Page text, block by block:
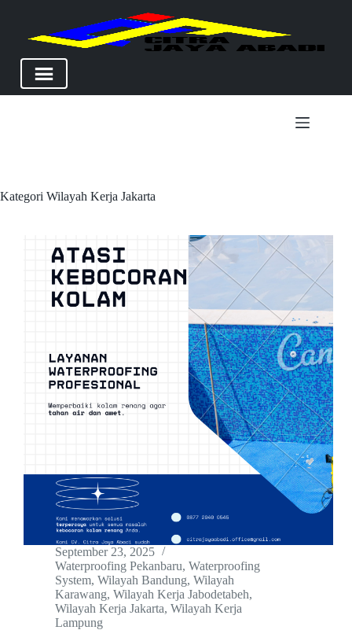
Kategori Wilayah Kerja Jakarta
September 23, 2025
Waterproofing Pekanbaru, Waterproofing
System, Wilayah Bandung, Wilayah
Karawang, Wilayah Kerja Jabodetabeh,
Wilayah Kerja Jakarta, Wilayah Kerja
Lampung